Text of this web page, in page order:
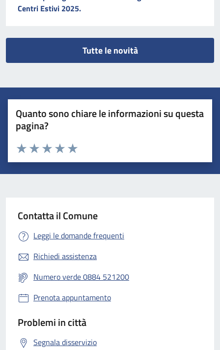
Centri Estivi 2025.
Tutte le novità
Quanto sono chiare le informazioni su questa
pagina?
Valuta 5 stelle su 5
Valuta 4 stelle su 5
Valuta 3 stelle su 5
Valuta 2 stelle su 5
Valuta 1 stelle su 5
Contatta il Comune
Leggi le domande frequenti
Richiedi assistenza
Numero verde 0884 521200
Prenota appuntamento
Problemi in città
Segnala disservizio